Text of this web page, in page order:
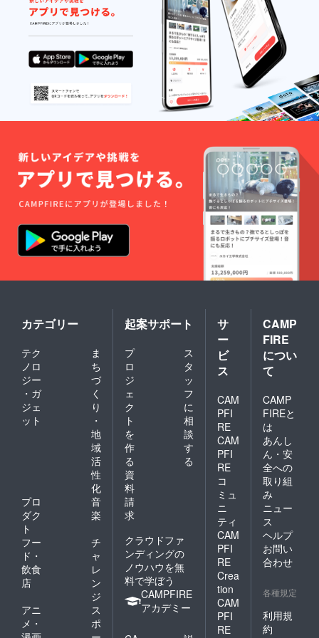
カテゴリー
テク
ノロ
ジー
・ガ
ジェ
ット
ま
ち
づ
く
り
・
地
域
活
性
化
プロ
ダク
ト
音
楽
フー
ド・
飲食
店
チ
ャ
レ
ン
ジ
アニ
メ・
ス
ポ
起案サポート
プ
ロ
ジ
ェ
ク
ト
を
作
る
ス
タ
ッ
フ
に
相
談
す
る
資
料
請
求
クラウドファ
ンディングの
ノウハウを無
料で学ぼう
CAMPFIRE
アカデミー
サ
ー
ビ
ス
CAM
PFI
RE
CAM
PFI
RE
コ
ミュ
ニ
ティ
CAM
PFI
RE
Crea
tion
CAM
PFI
RE
CAMP
FIRE
につい
て
CAMP
FIREと
は
あんし
ん・安
全への
取り組
み
ニュー
ス
ヘルプ
お問い
合わせ
各種規定
利用規
約